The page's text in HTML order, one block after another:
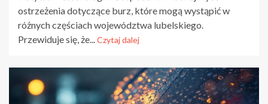
ostrzeżenia dotyczące burz, które mogą wystąpić w
różnych częściach województwa lubelskiego.
Przewiduje się, że...Czytaj dalej